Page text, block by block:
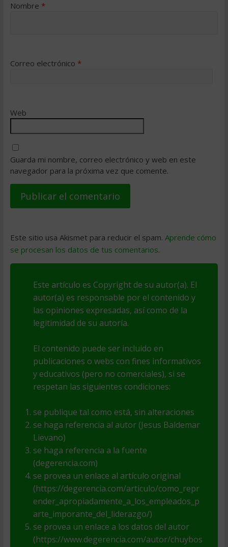
Nombre *
Correo electrónico *
Web
Guarda mi nombre, correo electrónico y web en este
navegador para la próxima vez que comente.
Este sitio usa Akismet para reducir el spam. Aprende cómo
se procesan los datos de tus comentarios.
Este artículo es Copyright de su autor(a). El
autor(a) es responsable por el contenido y
las opiniones expresadas, así como de la
legitimidad de su autoría.
El contenido puede ser incluido en
publicaciones o webs con fines informativos
y educativos (pero no comerciales), si se
respetan las siguientes condiciones:
se publique tal como está, sin alteraciones
se haga referencia al autor (Jesus Baldemar
Lievano)
se haga referencia a la fuente
(degerencia.com)
se provea un enlace al artículo original
(https://degerencia.com/articulo/como_repr
ender_apropiadamente_a_los_empleados_p
arte_imporante_del_liderazgo/)
se provea un enlace a los datos del autor
(https://www.degerencia.com/autor/chuybos